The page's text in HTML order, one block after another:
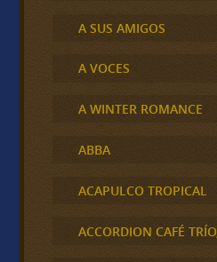
A SUS AMIGOS
A VOCES
A WINTER ROMANCE
ABBA
ACAPULCO TROPICAL
ACCORDION CAFÉ TRÍO,